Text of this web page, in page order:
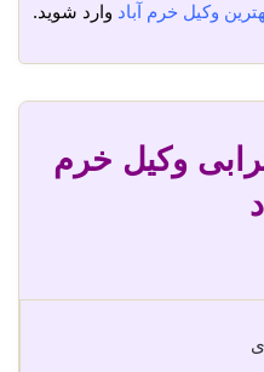
وکیل خرم آباد وارد شوید.
وکیل خرم